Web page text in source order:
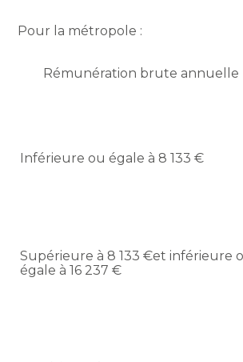
Pour la métropole :
Rémunération brute annuelle
Inférieure ou égale à 8 133 €
Supérieure à 8 133 €et inférieure
égale à 16 237 €